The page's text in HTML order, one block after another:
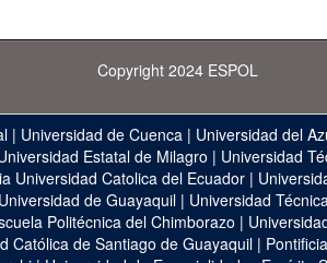
Copyright 2024 ESPOL
| Universidad de Cuenca | Universidad del
Estatal de Milagro | Universidad
Universidad Catolica del Ecuador|
Universidad de Guayaquil | Universidad
Politécnica del Chimborazo |
Católica de Santiago de Guayaquil |